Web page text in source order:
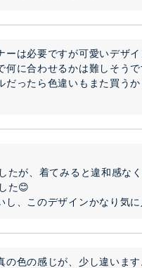
ーは必要ですが可愛いデザ
何に合わせるかは難しそう
ったら色違いもまた買うか
が、着てみると違和感なく
た😊
、このデザインかなり気に
の色の感じが、少し違いま